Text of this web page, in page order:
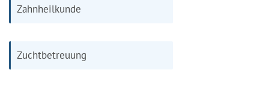
Zahnheilkunde
Zuchtbetreuung